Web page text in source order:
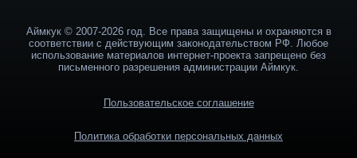
Аймкук © 2007-2026 год. Все права защищены и охраняются в
соответствии с действующим законодательством РФ. Любое
использование материалов интернет-проекта запрещено без
письменного разрешения администрации Аймкук.
Пользовательское соглашение
Политика обработки персональных данных